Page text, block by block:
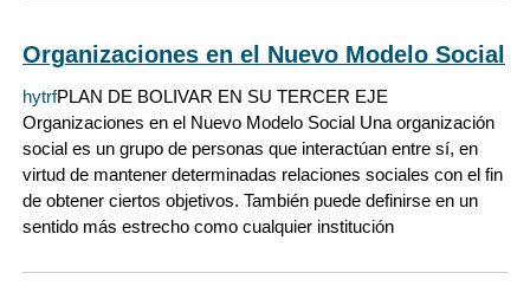
Organizaciones en el Nuevo Modelo Social
hytrfPLAN DE BOLIVAR EN SU TERCER EJE
Organizaciones en el Nuevo Modelo Social Una organización
social es un grupo de personas que interactúan entre sí, en
virtud de mantener determinadas relaciones sociales con el fin
de obtener ciertos objetivos. También puede definirse en un
sentido más estrecho como cualquier institución